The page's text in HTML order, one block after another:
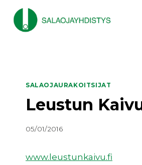
sisältöön
SALAOJAURAKOITSIJAT
Leustun
05/01/2016
www.leustunkaivu.fi